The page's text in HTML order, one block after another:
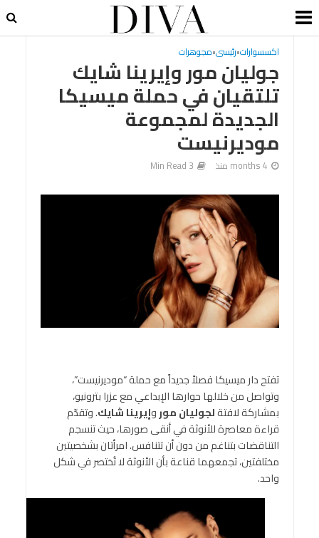
اكسسوارات•رئيسى•مجوهرات
جوليان مور وإيرينا شايك
تلتقيان في حملة ميسيكا
الجديدة لمجموعة
موديرنيست
4 months منذ 3 Min Read
تفتح دار ميسيكا فصلاً جديداً مع حملة “موديرنيست”،
وتواصل من خلالها حوارها الإبداعي مع عزرا بترونيو،
بمشاركة لافتةلجوليان موروإيرينا شايك. وتقدّم
قراءة معاصرة للأنوثة في أنقى صورها، حيث تنسجم
التناقضات بتناغم من دون أن تتنافس. امرأتان بشخصيتين
مختلفتين، تجمعهما قناعة بأن الأنوثة لا تُختصر في شكل
واحد.